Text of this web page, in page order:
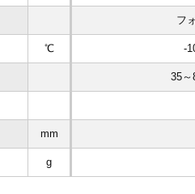
フ
℃ -
35～
mm
g